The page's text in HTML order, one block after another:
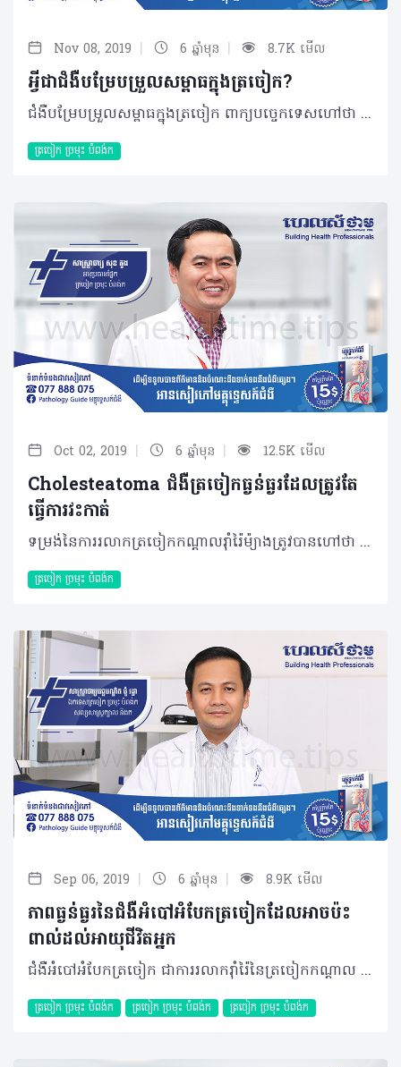
Nov 08, 2019 | 6 ឆ្នាំមុន | 8.7K មើល
អ្វីជាជំងឺបម្រែបម្រួលសម្ពាធក្នុងត្រចៀក?
ជំងឺបម្រែបម្រួលសម្ពាធក្នុងត្រចៀក ពាក្យបច្ចេកទេសហៅថា Ear barotrauma គឺជាការបម្រែបម្រួលរវាងសម្ពាធមជ្ឈដ្ឋានខាងក្រៅត្រចៀកជាមួយសម្ពាធមជ្ឈដ្ឋានខាងក្នុងត្រចៀក។ ជាក់ស្តែង នាពេលបច្ចុប្បន្ននៅក្នុងប្រទេសកម្ពុជា ជំងឺនេះមានការកើនឡើងច្រើនគួរឲ្យកត់សម្គាល់ចំពោះអ្នកដែលនាំភ្ញៀវទេសចរ កីឡាករហែលទឹក និងអ្នកធ្វើការនៅលើយន្តហោះពិសេសអ្នកដែលធ្វើការនៅកន្លែងខ្ពស់។ មូលហេតុបង្ក និងកត្តាប្រឈម មូលហេតុចម្បងភាគច្រើននៃការឈឺត្រចៀក (Ear barotrauma) គឺបង្កពីការរលាក ឬស្ទះ និងមានបញ្ហាទៅលើបំពង់ Eustachian tube ដែលវាស្ថិតនៅផ្នែកខាងក្រោយក្រអូមមាត់ ពេលណាដែលវារលាកនោះទើបបង្កឲ្យមានជំងឺ Ear barotrauma កើតឡើង។ ដោយឡែក បុគ្គលដែលងាយប្រឈមនឹងបញ្ហាគឺអ្នកជ្រមុជទឹក ឬលិបទឹកដែលមានជម្រៅជ្រៅលើសពី ២ម៉ែត្រ អ្នកជំងឺអាល្លែកហ្ស៊ីច្រមុះ អ្នកជំងឺរីកសាច់ច្រមុះ អ្នកជំងឺដុះសាច់បំពង់ក ឬរលាកបំពង់កផ្នែកខាងក្រោយញឹកញាប់ អ្នកឧស្សាហ៍ផ្តាសាយ និងបុគ្គលដែលធ្វើការនៅកន្លែងខ្ពស់ដូចជាអ្នកបម្រើការលើយន្តហោះជាដើម។ ជំងឺនេះត្រូវបានបែងចែកជា ៥កម្រិតរួមមាន៖ • កម្រិត ១៖ ជុំវិញក្រដាសត្រចៀកចាប់ផ្តើមរលាក និងមានលក្ខណៈក្រហម • កម្រិត ២៖ ក្រដាសត្រចៀកទាំងមូលចាប់ផ្តើមរលាក និងក្រហម • កម្រិត ៣៖ ក្រដាសត្រចៀកចាប់ផ្តើមប៉ោង ឬផតចូលក្នុង • កម្រិត ៤៖ ផ្នែកខាងក្រោយក្រដាសត្រចៀកមានឈាម និងមានការឈឺចាប់ខ្លាំង • កម្រិត ៥៖ ក្រដាសត្រចៀករហែក ឬធ្លាយ ពិសេសមានការឈឺចាប់ខ្លាំង។ រោគសញ្ញា ជំងឺនេះអាចមានអាការៈឈឺចាប់ខ្លាំងក្នុងត្រចៀកហើយបណ្តាលឲ្យធ្ងន់ត្រចៀក ហ៊ឹងត្រចៀក ហូរឈាមតាមត្រចៀក និងវិលមុខតែម្តង។ ការធ្វើរោគវិនិច្ឆ័យ ជាដំបូងគ្រូពេទ្យនឹងធ្វើការពិនិត្យលើសញ្ញាគ្លីនិកដោយធ្វើការសាកសួរលម្អិតពីប្រវត្តិការងារ ឬប្រវត្តិជំងឺបន្ទាប់មកអ្នកជំងឺនឹងតម្រូវឲ្យធ្វើរោគវិនិច្ឆ័យដោយប្រើ Otoscope ឆ្លុះចូលក្នុងរន្ធត្រចៀកដើម្បីឲ្យដឹងពីកម្រិតនៃជំងឺ Ear barotrauma និងសភាពក្រដាសត្រចៀក។ វិធីសាស្រ្តព្យាបាល ការព្យាបាលធ្វើឡើងបន្ទាប់ពីការធ្វើរោគវិនិច្ឆ័យច្បាស់លាស់ ពិសេសការព្យាបាលទៅតាមកម្រិតនៃការប៉ះពាល់នីមួយៗ។ ប្រសិនបើជំងឺនេះស្ថិតនៅកម្រិតទី៥ ក្រដាសត្រចៀកធ្លាយ នោះការព្យាបាលគឺធ្វើដោយផ្ទាល់នៅក្នុងត្រចៀក ករណីនេះផងដែរ អ្នកជំងឺនឹងត្រូវព្យាបាលដោយការប្រើប្រាស់ថ្នាំ រួមផ្សំជាមួយការប្រើថ្នាំបន្តក់អង់ទីប៊ីយ៉ូទិកដើម្បីការពារកុំឲ្យឆ្លងមេរោគ។ ប្រសិនបើអ្នកជំងឺពុំទទួលបានការព្យាបាលទាន់ពេលវេលា ឬព្យាបាលមិនបានត្រឹមត្រូវនោះ ផលប៉ះពាល់ធ្ងន់អាចនឹងកើតមានឡើងដូចជា ធ្លាយក្រដាសត្រចៀក ការស្តាប់មានការថយចុះ និងហ៊ឹងត្រចៀក។ វិធីសាស្រ្តការពារ • ចំពោះអ្នកធ្វើដំណើរ ឬអ្នកធ្វើការនៅលើយន្តហោះត្រូវចេះរបៀបការពារខ្លួន៖ នៅពេលដែលយន្តហោះកំពុងហោះឡើងត្រូវទំពារស្ករកៅស៊ូ ឬយកម្រាមដៃបិទច្រមុះ រួចលេបទឹកមាត់ និងជាពិសេសនៅពេលយន្តហោះចុះត្រូវប្រើ Valsalva maneuver គឺយកម្រាមដៃបិទច្រមុះឲ្យជិត ហើយបិទមាត់និងផ្លុំខ្យល់ម្តងបន្តិចៗរហូតទាល់តែមានខ្យល់រត់ដល់ត្រចៀក។ អនុវត្តបែបនេះឲ្យបានច្រើនដងពេលយន្តហោះចុះ គឺអាចការពារពីជំងឺ Ear barotrauma បាន។ • ចំពោះអ្នកដែលនាំភ្ញៀវទេសចរងូតទឹក ឬអ្នកកីឡាហែលទឹកត្រូវការពារខ្លួនកុំឲ្យត្រចៀកប៉ះផ្ទាល់ជាមួយទឹក ដោយប្រើឧបករណ៍បិទត្រចៀក ឬយកដៃខ្ទប់ច្រមុះ ហើយលោតបែរខ្នងទៅមុន ឬអ្នកដែលលិបទឹកក្នុងជម្រៅជ្រៅគឺត្រូវប្រើ Valsalva maneuver ដូចគ្នាដែរ តែធ្វើនៅពេលកំពុងលិបចូលទៅទីជ្រៅ។ ប្រសិនបើអ្នកមាននូវអាការៈដូចដែលបានរៀបរាប់ខាងលើ អ្នកត្រូវមកប្រឹក្សា និងពិនិត្យសុខភាពឲ្យបានទៀងទាត់ជាមួយគ្រូពេទ្យជំនាញ ត្រចៀក ច្រមុះ និងបំពង់កដើម្បីទទួលបានការព្យាបាលមួយត្រឹមត្រូវ ប្រកបដោយប្រសិទ្ធភាព ចំណាយថវិកាតិច និងជាសះស្បើយ។ បកស្រាយដោយ៖ វេជ្ជបណ្ឌិត សុខ ដាលី ឯកទេសត្រចៀក ច្រមុះ និងបំពង់កនៃមន្ទីរពេទ្យព្រះអង្គឌួង អត្ថបទ៖ ដកស្រង់ចេញពីទស្សនាវដ្ដី ហេលស៍ថាម ប្រូ លេខ ៨៤ 2019 រក្សាសិទ្ធិគ្រប់យ៉ាង​ដោយ Healthtime Corporation ចំពោះគ្រប់អត្ថបទដោយគ្មានផ្នែកណាមួយត្រូវបោះពុម្ពផ្សាយចូលប្រព័ន្ធអុីនធឺណែតឧបករណ៍អេឡិចត្រូនិកអាត់ជាសំឡេងឬថតចំលងគ្រប់រូបភាពដោយគ្មានការអនុញ្ញាតឡើយ
ត្រចៀក ច្រមុះ បំពង់ក
Oct 02, 2019 | 6 ឆ្នាំមុន | 12.5K មើល
Cholesteatoma ជំងឺត្រចៀកធ្ងន់ធ្ងរដែលត្រូវតែ
ធ្វើការវះកាត់
ទម្រង់នៃការរលាកត្រចៀកកណ្តាលរ៉ាំរ៉ៃម៉្យាងត្រូវបានហៅថា Cholesteatoma ត្រចៀក បង្កឡើងពីកោសិកាស្បែកប្រភេទ épithélium pavimenteux ឬ simple squamous epithelium ដែលជ្រៀតចូលទៅក្នុងត្រចៀកកណ្តាល មានដំណើរវិវឌ្ឍយ៉ាងស្ងៀមស្ងាត់ឈានដល់កូនឆ្អឹងតូចៗ (Auditory Ossicle) នៃត្រចៀកកណ្តាល។ Cholesteatoma ត្រចៀកជាបញ្ហាចោទធ្ងន់ធ្ងរបំផុតមួយដែលពិបាកព្យាបាល បើប្រៀបធៀបជាមួយជំងឺកើតលើត្រចៀកផ្សេងទៀត។ បច្ចុប្បន្ន ប្រជាជនកម្ពុជាហាក់មានការប្រឈមច្រើនគួរឲ្យកត់សម្គាល់ ដោយសារពុំមានទម្លាប់ថែរក្សា និងត្រួតពិនិត្យត្រចៀកជាប្រចាំ រហូតទាល់តែមានសញ្ញា ឬឈឺទើបសម្រេចចិត្តមកជួបប្រឹក្សាជាមួយគ្រូពេទ្យ។ ជាក់ស្តែង Cholesteatoma កើតមានជាពិសេសចំពោះបុគ្គលមានបញ្ហារលាកត្រចៀករ៉ាំរ៉ៃ ដែលភាគច្រើននៅចន្លោះអាយុពី៥ឆ្នាំ ទៅ១៥ឆ្នាំ។ មូលហេតុ ការរលាកត្រចៀកកណ្តាលរ៉ាំរ៉ៃដែលជា Cholesteatoma កើតមានឡើងដោយសារមូលហេតុសំខាន់ៗរួមមាន៖ • ជំងឺដក់ទឹកក្នុងត្រចៀកកណ្តាលរ៉ាំរ៉ៃរយៈពេលយូរដែលបង្កឲ្យក្រដាសត្រចៀកកាន់តែស្តើង ប៉ះពាល់ដល់ភាពស្វិតនៃក្រដាសត្រចៀកធ្វើឲ្យក្រដាសត្រចៀកផតចូលក្នុង បន្ទាប់មកស្បែកនៅត្រចៀកខាងក្រៅលូនចូលទៅក្នុងតាមការផតនៃក្រដាសត្រចៀក ប៉ះពាល់ដល់ត្រចៀកកណ្តាល។ • អ្នកជំងឺធ្លាយក្រដាសត្រចៀក មានន័យថាគ្មានរនាំងការពាររយៈពេលយូរ ធ្វើឲ្យស្បែកនៅខាងក្រៅដុះលូនចូលទៅក្នុងត្រចៀកបង្កជា Cholesteatoma។ • មូលហេតុពីកំណើត គឺក្នុងពេលបង្កកំណើតទារកមានដុះនូវកោសិកាស្បែកមួយតូចនៅក្នុងត្រចៀកកណ្តាលតែម្តង ដែលកោសិកានេះលូតលាស់កាន់តែធំតាមវ័យ។ • អ្នកជំងឺមានបញ្ហាហូរសម្បោររ៉ាំរ៉ៃ មានខ្ទុះក្នុងច្រមុះ ឬមានដុះសាច់បំពង់កនៅផ្នែកខាងក្រោយ បង្កឲ្យស្ទះ និងរលាកត្រចៀកកណ្តាលរ៉ាំរ៉ៃ ដោយសារការស្ទះខ្យល់ក្នុងត្រចៀកដែលរ៉ាប់រងដោយ eustachain tube (សរីរាង្គដង្ហើមត្រចៀកមកបំពង់ក)។ • ការធ្លាយក្រដាសត្រចៀក ដោយសារការសម្អាតត្រចៀកខ្លួនឯង និងមិនបានប្រឹក្សាជាមួយគ្រូពេទ្យជំនាញ។ រោគសញ្ញា និងផលវិបាក Cholesteatoma មានដំណើរវិវឌ្ឍយ៉ាងស្ងប់ស្ងាត់ដោយដំបូងពុំធ្វើឲ្យអ្នកជំងឺមានសញ្ញាណាមួយឡើយ ឬមានត្រឹមអាការៈតិចតួចដែលមិនគួរឲ្យចាប់អារម្មណ៍ឬកត់សម្គាល់ឡើយ។ ភាគច្រើន អ្នកជំងឺអាចលេចចេញនូវសញ្ញាសម្គាល់ច្បាស់នៅពេលមានភាពធ្ងន់ធ្ងរទៅហើយរួមមានការឈឺចាប់ក្នុងត្រចៀកមួយចំហៀង ហូរខ្ទុះតាមត្រចៀក ឬហៅថាអំបៅអំបែកដែលមានក្លិនមិនល្អ ថយចុះសមត្ថភាពក្នុងការស្តាប់ឬរហូតបាត់បង់ការស្តាប់ និងវិលមុខ ដែលជាអាការៈបន្ទាប់បន្សំតែងជួបប្រទះ។ បន្ទាប់ពីរោគសញ្ញាកើតមានឡើងយូរខែ ឬយូរឆ្នាំដោយពុំបានទទួលការព្យាបាលត្រឹមត្រូវ នោះអ្នកជំងឺអាចនឹងប្រឈមជាមួយផលវិបាក នៅពេលប៉ះពាល់ដល់សរសៃប្រសាទទី៧ ដែលនាំឲ្យអ្នកជំងឺវៀចមាត់។ ម៉្យាងទៀត បញ្ហានេះអាចបង្កឲ្យរលាកឆ្អឹង mastoid ផ្នែកខាងក្រោយ ដែលបន្តរហូតរលាកត្រចៀកផ្នែកខាងក្នុង ហើយធ្វើឲ្យអ្នកជំងឺថ្លង់។ ប្រសិនបើមានការបង្ករោគដល់ Vestibular អ្នកជំងឺនឹងលេចចេញនូវអាការៈវិលមុខញឹកញាប់។ នៅទីបំផុតមេរោគអាចបង្កឲ្យមានរលាកស្រោមខួរក្បាល ឬរហូត មានខ្យល់ក្នុងខួរក្បាល និងអាប់សែខួរក្បាល ដែលធ្វើឲ្យអ្នកជំងឺស្លាប់បាន។ ការធ្វើរោគវិនិច្ឆ័យ ករណីសង្ស័យ អ្នកជំងឺនឹងតម្រូវឲ្យពិនិត្យដោយឆ្លុះត្រចៀក (Autoscope) ដែលអាចរកឃើញនូវដំបៅនៅផ្នែកខាងលើនៃក្រដាសត្រចៀក និងនៅគែមក្រដាសត្រចៀក ករណីធ្លាយ រួមជាមួយការសម្គាល់ឃើញដុំសៗច្រើន។ បើការពិនិត្យដោយឆ្លុះពុំអាចញែកបានឬរកមិនឃើញនោះអ្នកជំងឺនឹងតម្រូវឲ្យពិនិត្យដោយស៊ីធីស្គែន មើលលើឆ្អឹងត្រចៀក ឬរកមើលទីតាំង Cholesteatoma។ បន្ថែមពីការពិនិត្យទាំង ២ខាងលើ អ្នកជំងឺអាចនឹងត្រូវវាស់កម្រិតនៃការស្តាប់ដោយaudiogram ឬ PTA (Pure Tone audiometry) ព្រោះថាមានតែអ្នកជំងឺ cholesteatoma ប៉ុណ្ណោះដែលប៉ះពាល់ដល់ឆ្អឹងតូចៗនៅត្រចៀកកណ្តាលប្រសិនការស្តាប់ធ្លាក់ចុះខ្លាំង នោះមានន័យថា មានការខូចខាតកូនឆ្អឹង ឬការបញ្ជូនសំឡេងដាច់នៅផ្នែកណាមួយ។ វិធីសាស្ត្រព្យាបាល គួរបញ្ជាក់ថា គ្មានប្រភេទថ្នាំណាមួយដែលអាចព្យាបាល Cholesteatoma បានឡើយក្រៅពីការវះកាត់។ ជាទូទៅ ការវះកាត់នេះ ធ្វើឡើងនៅផ្នែកខាងក្រោយនៃត្រចៀកដើម្បីសម្អាតផ្នែករលាក ឬផ្នែកបង្ករោគ និងឆ្អឹងដែលខូចខាតចេញឲ្យអស់។ ការវះកាត់ Cholesteatoma ត្រចៀក ជាប្រភេទនៃការវះកាត់ពិបាកមួយ ដោយសារសរីរាង្គត្រចៀកមានទំហំតូចដែលមិនអាចមើលឃើញច្បាស់ដោយភ្នែកទទេនិងតម្រូវឲ្យប្រើមីក្រូទស្សន៍ពង្រីកក្នុងការវះកាត់។ ម៉្យាង សរីរាង្គត្រចៀកមានសរសៃច្រើនពិសេសសរសៃប្រសាទទី៧នៅផ្នែកខាងក្រោមបាតត្រចៀកដែលងាយនឹងប៉ះពេលវះកាត់ ក្នុងករណី Cholesteatoma ប៉ះដល់ឆ្អឹងការពារជុំវិញសរសៃប្រសាទនេះ។ វិធីសាស្រ្តការពារ • សម្អាតច្រមុះកុមារជានិច្ច ប្រសិនពួកគេតែងមានអាការៈតឹងច្រមុះ ឬហៀរសម្បោរជាប្រចាំ • ស្វែងរកការប្រឹក្សា និងព្យាបាលប្រសិនមានជំងឺដុះសាច់បំពង់កផ្នែកខាងក្រោយដែលតែងបង្ហាញចេញជាការស្រមុកខ្លាំង។ គួរចៀសវាងការសម្អាតត្រចៀកដោយខ្លួនឯង ដោយហេតុថាវាអាចចម្លងមេរោគផ្សិត ឬបង្កឲ្យធ្លាយក្រដាសត្រចៀក និងត្រូវជួបប្រឹក្សាជាមួយគ្រូពេទ្យឯកទេសឲ្យបានឆាប់បំផុតបើមានសញ្ញានៃបញ្ហាត្រចៀកណាមួយកើតឡើង។ បកស្រាយដោយ៖ សាស្រ្តាចារ្យ សុខ គួង អនុប្រធានផ្នែកត្រចៀក ច្រមុះ បំពង់ក នៃមន្ទីរពេទ្យព្រះអង្គឌួង អត្ថបទ៖ ដកស្រង់ចេញពីទស្សនាវដ្ដី ហេលស៍ថាម ប្រូ លេខ ៨៣ 2019 រក្សាសិទ្ធិគ្រប់យ៉ាង​ដោយ Healthtime Corporation ចំពោះគ្រប់អត្ថបទដោយគ្មានផ្នែកណាមួយត្រូវបោះពុម្ពផ្សាយចូលប្រព័ន្ធអុីនធឺណែតឧបករណ៍អេឡិចត្រូនិកអាត់ជាសំឡេងឬថតចំលងគ្រប់រូបភាពដោយគ្មានការអនុញ្ញាតឡើយ
ត្រចៀក ច្រមុះ បំពង់ក
Sep 06, 2019 | 6 ឆ្នាំមុន | 8.9K មើល
ភាពធ្ងន់ធ្ងរនៃជំងឺអំបៅអំបែកត្រចៀកដែលអាចប៉ះ
ពាល់ដល់អាយុជីវិតអ្នក
ជំងឺអំបៅអំបែកត្រចៀក ជាការរលាករ៉ាំរ៉ៃនៃត្រចៀកកណ្តាល បង្កឡើងដោយសារមេរោគ។ តាមការប៉ាន់ប្រមាណប្រជាជនកម្ពុជាភាគច្រើនបាននិងកំពុងប្រឈមជាមួយបញ្ហានេះ ដែលស្តែងឡើងតាមសណ្ឋាននៃអំបៅអំបែកធម្មតា និងអំបៅអំបែកកម្រិតធ្ងន់ហើយបង្កឲ្យមានគ្រោះថ្នាក់ដោយមិនដឹងខ្លួន។ បុគ្គលប្រឈមខ្ពស់ ភាគច្រើនជំងឺអំបៅអំបែកត្រចៀកកើតមានលើក្មេងតូចៗអាយុក្រោម ៧ឆ្នាំ ដោយសាររន្ធមួយដែលឆ្លងពីត្រចៀកកណ្តាលមកច្រមុះមានប្រវែងខ្លី ធំហើយផ្តេកដែលជាលក្ខខណ្ឌមួយងាយឲ្យមេរោគឆ្លងចូល។ មួយវិញទៀតអំបៅអំបែកនេះ កើតមានក្នុងកម្រិតគួរឲ្យកត់សម្គាល់ចំពោះកុមារដែលរស់នៅក្នុងតំបន់កង្វះអនាម័យ និងកង្វះអាហារូបត្ថម្ភផងដែរ។ មូលហេតុ ការកកើតនៃជំងឺអំបៅអំបែក ទាក់ទងជាពិសេសទៅនឹងការចម្លងរោគនៅសរីរាង្គផ្លូវដង្ហើមផ្នែកខាងលើ។ មានកត្តារួមផ្សំផ្សេងៗទៀតផងដែរដូចជាការកើតជំងឺផ្តាសាយញឹកញាប់ ជំងឺឆ្លងនៃផ្លូវដង្ហើមខាងលើកញ្ជ្រឹល ក្អកមាន់ ការដុះសាច់បំពង់ក សាច់ដុះពីច្រមុះមកក ការរលាកប្រអប់ឆ្អឹងស៊ីនីសសងខាងច្រមុះ អាល្លែកហ្ស៊ីច្រមុះ ការមានដុំសាច់នៅចន្លោះច្រមុះ និងបំពង់ក ការដាក់ ឬប្រើឧបករណ៍ឃាត់ឈាមនៅច្រមុះណែនពេកនាំឲ្យស្ទះរន្ធដល់ត្រចៀកកណ្តាល និងភាពមិនធម្មតានៃច្រមុះ ឬឆែបមាត់។ រោគសញ្ញា សញ្ញាណដំបូង អ្នកជំងឺអំបៅអំបែកអាចមានការឈឺចាប់ ថយចុះសមត្ថភាពក្នុងការស្តាប់ ឬស្តាប់មិនឮតែម្តង ហ៊ឹងត្រចៀក ក្តៅខ្លួន ក្រដាសត្រចៀកឡើងក្រហម ប៉ោងចេញក្រៅ នៅពេលបែក ឬធ្លាយក្រដាសត្រចៀកនោះនឹងមានហូរទឹកចេញពីត្រចៀកមកក្រៅ។ ការធ្វើរោគវិនិច្ឆ័យ អ្នកជំងឺនឹងតម្រូវឲ្យធ្វើការពិនិត្យត្រចៀក សម្អាតត្រចៀកប្រសិនមានហូរទឹកចេញមកក្រៅ បន្ទាប់មកពិនិត្យដោយអង់ដូស្កុប ឬអូតូស្កុប ដាក់ចូលក្នុងត្រចៀក ហើយវានឹងបង្ហាញនូវរូបភាពដូចជាការរហែកក្រដាសត្រចៀករួមជាមួយខ្ទុះនៅជាប់នឹងក្រដាសត្រចៀកដែលរហែកនោះ មានហូរទឹកចេញពីត្រចៀក ហើម ក្រហម និងអាចមើលឃើញដល់ត្រចៀកកណ្តាល។ ការព្យាបាល ជាទូទៅ អ្នកជំងឺនឹងត្រូវព្យាបាលទៅតាមសណ្ឋាននៃអំបៅអំបែក រួមមាន៖ • អំបៅអំបែកធម្មតា ដែលគ្រាន់តែមានការហូរទឹក ការរហែកក្រដាសត្រចៀកដែលមិនប៉ះពាល់ដល់អាយុជីវិត អ្នកជំងឺនឹងត្រូវព្យាបាលដោយការប្រើថ្នាំសម្ងួតទឹកដែលហូរចេញពីត្រចៀក និងបិតក្រដាសត្រចៀករហែកដែលជួយដល់ការស្តាប់ឲ្យបានប្រហែលនឹងត្រចៀកធម្មជាតិរបស់អ្នកជំងឺហើយលែងមានហូរទឹកតទៅទៀត។ • អំបៅអំបែកកម្រិតធ្ងន់ធ្ងរ ដែលអាចប៉ះពាល់ដល់អាយុជីវិត ឬអំបៅអំបែកដែលមាន cholesteatoma អ្នកជំងឺនឹងតម្រូវឲ្យធ្វើការព្យាបាលដោយការវះកាត់ធំ ដើម្បីធ្វើការសម្អាតក្នុងប្រអប់ត្រចៀកកណ្តាល ដោយយកចេញនៃ cholesteatoma ធ្វើការកោសនូវឆ្អឹងពុកៗចេញ និងជួយឲ្យអ្នកជំងឺស្តាប់បានវិញតាមកម្រិតសមស្របមួយ។ ផលវិបាក ការពុំទទួលបានការព្យាបាលត្រឹមត្រូវ ឬយឺតយ៉ាវជំងឺអំបៅអំបែកអាចធ្វើឲ្យប៉ះពាល់ដល់សមត្ថភាពនៃការស្តាប់ ទៅជាស្តាប់មិនឮ មានហៀរទឹកពីក្នុងរន្ធត្រចៀក និងប៉ះពាល់ដល់ទំនាក់ទំនងក្នុងសង្គម។ លក្ខណៈធ្ងន់ធ្ងរផ្សេងទៀត អាចឲ្យអ្នកជំងឺមានការវិវឌ្ឍទៅជា វៀចមាត់ដោយសារមានការបំផ្លាញសរសៃប្រសាទទី៧ ងាយវិលមុខពេលងាកចុះឡើងបន្តិចបន្តួច មេរោគឆ្លងដល់ខួរក្បាល បង្កឲ្យរលាកស្រោមខួរ អាប់សែក្នុងខួរក្បាល និងអាចឲ្យអ្នកជំងឺស្លាប់បាន។ វិធីសាស្ត្របង្ការ ការពារពីមូលហេតុ ដោយត្រូវស្វែងរកការព្យាបាលឲ្យបានទាន់ពេលវេលាប្រសិនមានជំងឺឆ្លងនៅប្រព័ន្ធដង្ហើមផ្នែកខាងលើ ករណីមានដុះសាច់បំពង់កអាចនឹងតម្រូវឲ្យកាត់ចេញ បើមានដុះសាច់នៅតំបន់ចន្លោះច្រមុះ-កចំពោះក្មេង ត្រូវកោសចេញ និងកាត់បន្ថយ ឬទប់ស្កាត់បញ្ហាអាល្លែកហ្ស៊ី។ សម្រាប់អ្នកប្រកបវិជ្ជាជីវសុខាភិបាល ប្រសិនជួបអ្នកជំងឺអំបៅអំបែកសូមប្រញាប់បញ្ជូនមកកាន់ផ្នែកត្រចៀក ច្រមុះ បំពង់ក សល្យសាស្ត្រក្បាល និងកឲ្យបានទាន់ពេលវេលា ព្រោះមួយផ្នែកតូចនៃបញ្ហានេះអាចប៉ះពាល់ដល់ទំនាក់ទំនងក្នុងសង្គម និងអាចបង្កគ្រោះថ្នាក់ដល់អាយុជីវិត។ ចំពោះប្រជាជនគ្រប់រូបបើមានសញ្ញាសង្ស័យណាមួយដូចខាងលើសូមប្រឹក្សាជាមួយគ្រូពេទ្យជាបន្ទាន់ដើម្បីទទួលបានការព្យាបាលសមស្រប និងទាន់ពេលវេលា។ អត្ថបទ៖ ដកស្រង់ចេញពីទស្សនាវដ្តី ហេលស៍ថាម ប្រូ លេខ​ ៨៣ បកស្រាយដោយ៖ សាស្ត្រាចារ្យវេជ្ជបណ្ឌិត ប៉ូ រដ្ឋា ឯកទេសត្រចៀក ច្រមុះ បំពង់ក សល្យសាស្ត្រក្បាល និងក មានតួនាទីជាប្រធានបច្ចេកទេសនៃមន្ទីរពេទ្យព្រះអង្គឌួង និងជាអនុប្រធានមន្ទីរសំរាកព្យាបាលលុច្ស 2019 រក្សាសិទ្ធិគ្រប់យ៉ាង​ដោយ Healthtime Corporation ចំពោះគ្រប់អត្ថបទដោយគ្មានផ្នែកណាមួយត្រូវបោះពុម្ពផ្សាយចូលប្រព័ន្ធអុីនធឺណែតឧបករណ៍អេឡិចត្រូនិកអាត់ជាសំឡេងឬថតចំលងគ្រប់រូបភាពដោយគ្មានការអនុញ្ញាតឡើយ
ត្រចៀក ច្រមុះ បំពង់ក ត្រចៀក ច្រមុះ បំពង់ក ត្រចៀក ច្រមុះ បំពង់ក